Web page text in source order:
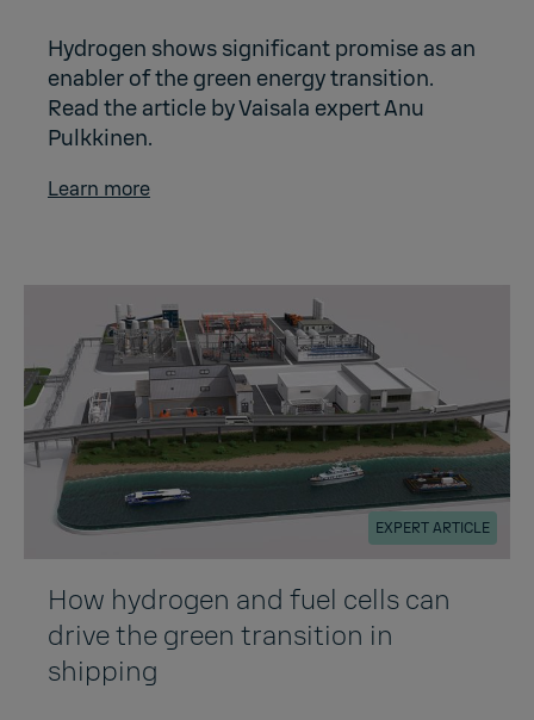
Hydrogen shows significant promise as an
enabler of the green energy transition.
Read the article by Vaisala expert Anu
Pulkkinen.
Learn more
EXPERT ARTICLE
How hydrogen and fuel cells can
drive the green transition in
shipping